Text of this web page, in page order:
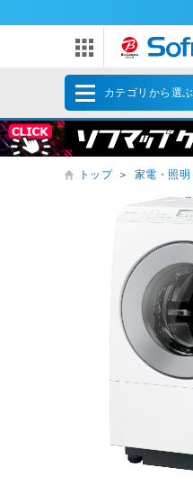
カテゴリから選ぶ
トップ ＞ 家電・照明